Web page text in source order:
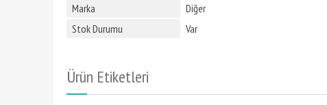
Marka
Diğer
Stok Durumu
Var
Ürün Etiketleri